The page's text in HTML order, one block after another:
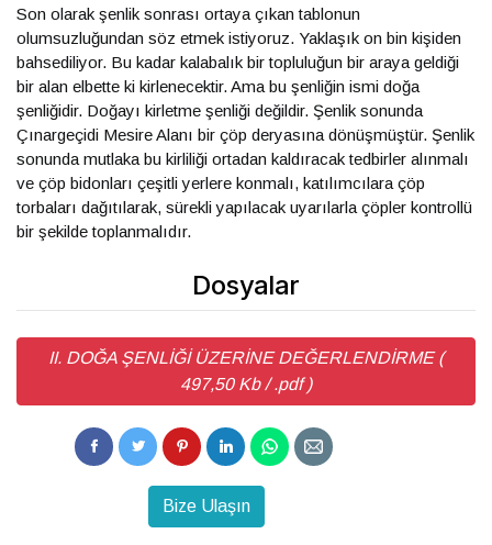
Son olarak şenlik sonrası ortaya çıkan tablonun
olumsuzluğundan söz etmek istiyoruz. Yaklaşık on bin kişiden
bahsediliyor. Bu kadar kalabalık bir topluluğun bir araya geldiği
bir alan elbette ki kirlenecektir. Ama bu şenliğin ismi doğa
şenliğidir. Doğayı kirletme şenliği değildir. Şenlik sonunda
Çınargeçidi Mesire Alanı bir çöp deryasına dönüşmüştür. Şenlik
sonunda mutlaka bu kirliliği ortadan kaldıracak tedbirler alınmalı
ve çöp bidonları çeşitli yerlere konmalı, katılımcılara çöp
torbaları dağıtılarak, sürekli yapılacak uyarılarla çöpler kontrollü
bir şekilde toplanmalıdır.
Dosyalar
II. DOĞA ŞENLİĞİ ÜZERİNE DEĞERLENDİRME (
497,50 Kb / .pdf )
Bize Ulaşın